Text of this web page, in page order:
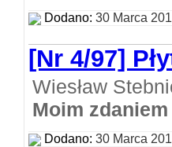
Dodano: 30 Marca
[Nr 4/97]
Wiesław
Moim zdaniem
Dodano: 30 Marca